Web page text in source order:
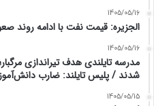
1405/05/16
الجزیره: قیمت نفت با ادامه روند صعودی خود به ۸۳
1405/05/16
شدند / پلیس تایلند: ضارب
1405/05/15